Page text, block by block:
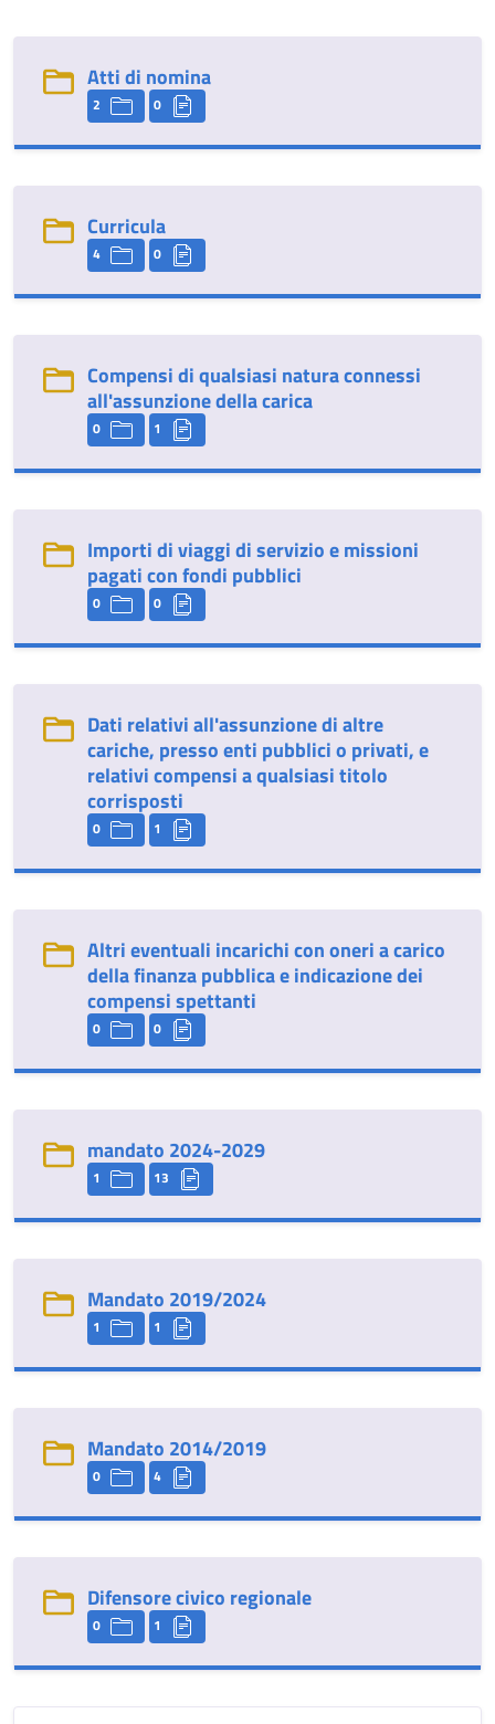
Atti di nomina
2 0
Curricula
4 0
Compensi di qualsiasi natura connessi
all'assunzione della carica
0 1
Importi di viaggi di servizio e missioni
pagati con fondi pubblici
0 0
Dati relativi all'assunzione di altre
cariche, presso enti pubblici o privati, e
relativi compensi a qualsiasi titolo
corrisposti
0 1
Altri eventuali incarichi con oneri a carico
della finanza pubblica e indicazione dei
compensi spettanti
0 0
mandato 2024-2029
1 13
Mandato 2019/2024
1 1
Mandato 2014/2019
0 4
Difensore civico regionale
0 1